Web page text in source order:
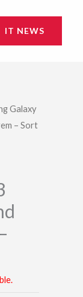
IT NEWS
Galaxy
– Sort